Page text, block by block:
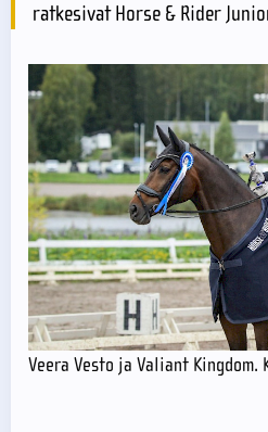
ratkesivat Horse & Rider
Veera Vesto ja Valiant Kingdom.